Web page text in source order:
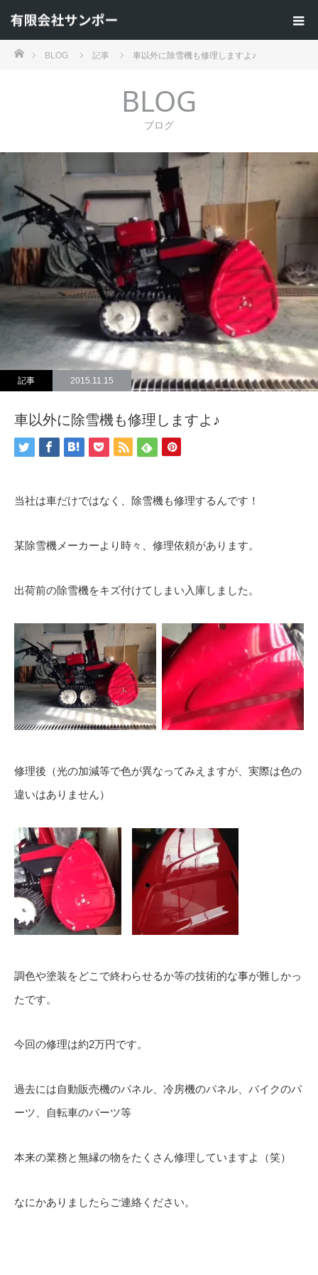
ホームBLOG 記事 車以外に除雪機も修理しますよ♪
BLOG
ブログ
記事 2015.11.15
車以外に除雪機も修理しますよ♪
当社は車だけではなく、除雪機も修理するんです！
某除雪機メーカーより時々、修理依頼があります。
出荷前の除雪機をキズ付けてしまい入庫しました。
修理後（光の加減等で色が異なってみえますが、実際は色の
違いはありません）
調色や塗装をどこで終わらせるか等の技術的な事が難しかっ
たです。
今回の修理は約2万円です。
過去には自動販売機のパネル、冷房機のパネル、バイクのパ
ーツ、自転車のパーツ等
本来の業務と無縁の物をたくさん修理していますよ（笑）
なにかありましたらご連絡ください。